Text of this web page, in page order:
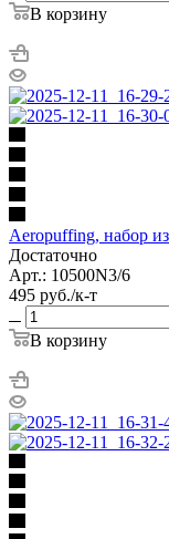
В корзину
Aeropuffing, набор
Достаточно
Арт.: 10500N3/6
495 руб./к-т
В корзину